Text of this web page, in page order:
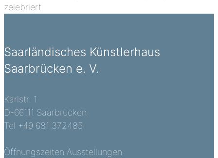
zelebriert.
Saarländisches Künstlerhaus
Saarbrücken e. V.
Karlstr. 1
D-66111 Saarbrücken
Tel +49 681 372485
Öffnungszeiten Ausstellungen